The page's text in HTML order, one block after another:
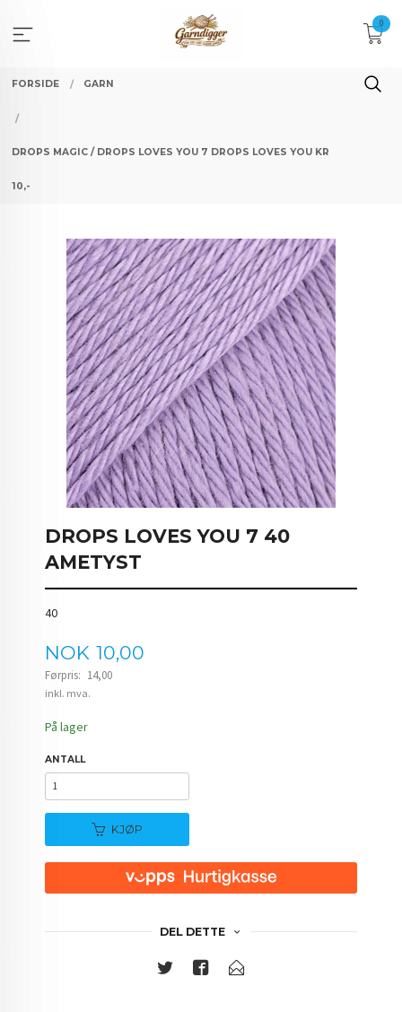
innholdet
0
FORSIDE GARN
DROPS MAGIC / DROPS LOVES YOU 7 DROPS LOVES YOU KR
10,-
DROPS LOVES YOU 7 40
AMETYST
40
Tilbud
NOK 10,00
Førpris: 14,00
Rabatt
inkl. mva.
På lager
ANTALL
KJØP
DEL DETTE